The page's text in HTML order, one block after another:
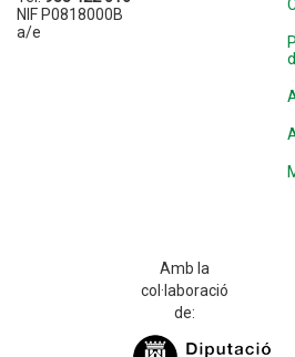
NIF P0818000B
a/e
Amb la
col·laboració
de: